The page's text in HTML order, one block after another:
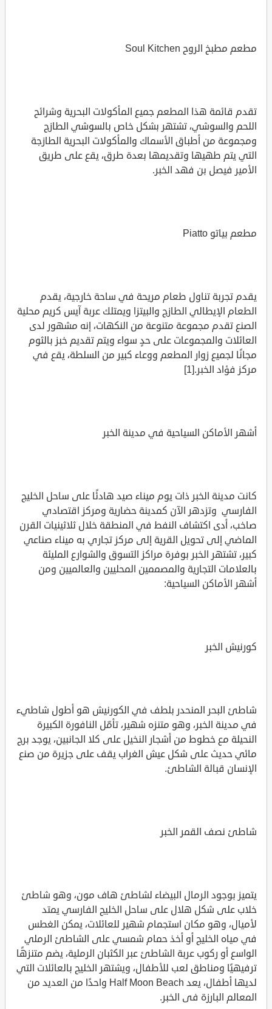
مطعم مطبخ الروح Soul Kitchen
تقدم قائمة هذا المطعم جميع المأكولات البحرية وشرائح
اللحم والسوشي، تشتهر بشكل خاص بالسوشي الطازج
ومجموعة من أطباق الأسماك والمأكولات البحرية الطازجة
التي يتم طهيها وتقديمها بعدة طرق، يقع على طريق
الأمير فيصل بن فهد الخبر.
مطعم بياتو Piatto
يقدم تجربة تناول طعام مريحة في ساحة خارجية، يقدم
الطعام الإيطالي الطازج والبيتزا ويمتلك عربة آيس كريم محلية
الصنع تقدم مجموعة متنوعة من النكهات، إنه مشهور لدى
العائلات والمجموعات على حدٍ سواء ويتم تقديم خبز بالثوم
مجانًا لجميع زوار المطعم ووعاء كبير من السلطة، يقع في
مركز فؤاد الخبر.[1]
أشهر الأماكن السياحية في مدينة الخبر
كانت مدينة الخبر ذات يوم ميناء صيد هادئًا على ساحل الخليج
الفارسي وتزدهر الآن كمدينة حضارية ومركز اقتصادي
صاخب، أدى اكتشاف النفط في المنطقة خلال ثلاثينيات القرن
الماضي إلى تحويل القرية إلى مركز تجاري به ميناء صناعي
كبير، تشتهر الخبر بوفرة مراكز التسوق والشوارع المليئة
بالعلامات التجارية والمصممين المحليين والعالميين ومن
أشهر الأماكن السياحية:
كورنيش الخبر
شاطئ البحر المنحدر بلطف في الكورنيش هو أطول شاطيء
في مدينة الخبر، وهو متنزه شهير، تأمّل النافورة الكبيرة
النحيلة مع خطوط من أشجار النخيل على كلا الجانبين، يوجد برج
مائي حديث على شكل عيش الغراب يقف على جزيرة من صنع
الإنسان قبالة الشاطئ.
شاطئ نصف القمر الخبر
يتميز بوجود الرمال البيضاء لشاطئ هاف مون، وهو شاطئ
خلاب على شكل هلال على ساحل الخليج الفارسي يمتد
لأميال، وهو مكان استجمام شهير للعائلات، يمكن الغطس
في مياه الخليج أو أخذ حمام شمسي على الشاطئ الرملي
الواسع أو ركوب عربة الشاطئ عبر الكثبان الرملية، يضم متنزهًا
ترفيهيًا ومناطق لعب للأطفال، ويشتهر الخليج بالعائلات التي
لديها أطفال، يعد Half Moon Beach واحدًا من العديد من
المعالم البارزة فى الخبر.